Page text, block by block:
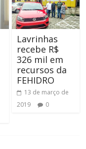
Lavrinhas
recebe R$
326 mil em
recursos da
FEHIDRO
13 de março de
2019
0